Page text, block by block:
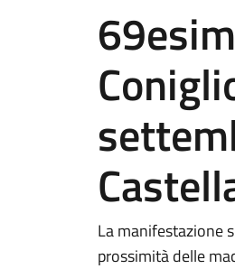
La manifestazione
prossimità delle